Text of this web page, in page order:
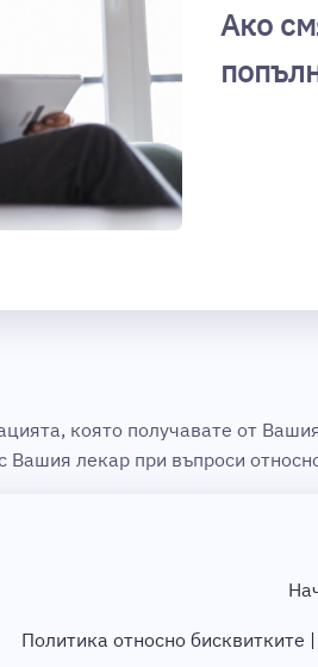
Ако
която получавате от
Вашия лекар при въпроси
Политика относно